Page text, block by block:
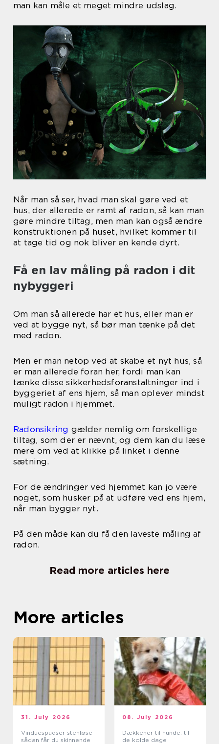
man kan måle et meget mindre udslag.
Når man så ser, hvad man skal gøre ved et
hus, der allerede er ramt af radon, så kan man
gøre mindre tiltag, men man kan også ændre
konstruktionen på huset, hvilket kommer til
at tage tid og nok bliver en kende dyrt.
Få en lav måling på radon i dit
nybyggeri
Om man så allerede har et hus, eller man er
ved at bygge nyt, så bør man tænke på det
med radon.
Men er man netop ved at skabe et nyt hus, så
er man allerede foran her, fordi man kan
tænke disse sikkerhedsforanstaltninger ind i
byggeriet af ens hjem, så man oplever mindst
muligt radon i hjemmet.
Radonsikring gælder nemlig om forskellige
tiltag, som der er nævnt, og dem kan du læse
mere om ved at klikke på linket i denne
sætning.
For de ændringer ved hjemmet kan jo være
noget, som husker på at udføre ved ens hjem,
når man bygger nyt.
På den måde kan du få den laveste måling af
radon.
Read more articles here
More articles
31. July 2026
Vinduespudser stenløse
sådan får du skinnende
08. July 2026
Dækkener til hunde: til
de kolde dage